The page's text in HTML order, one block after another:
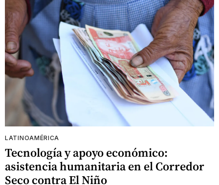
LATINOAMÉRICA
Tecnología y apoyo económico:
asistencia humanitaria en el Corredor
Seco contra El Niño